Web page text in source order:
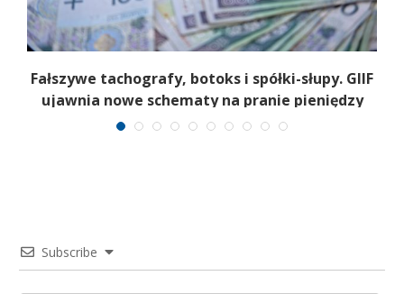
Fałszywe tachografy, botoks i spółki-słupy. GIIF
ujawnia nowe schematy na pranie pieniędzy
Subscribe